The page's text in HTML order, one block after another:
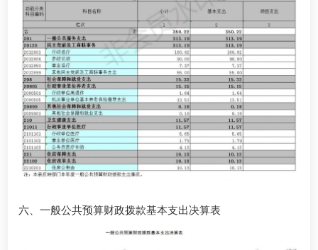
六、一般公共预算财政拨款基本支出决算表